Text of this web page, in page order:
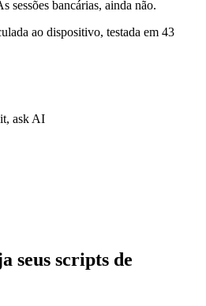
sessões bancárias, ainda não.
ao dispositivo, testada em 43
ask AI
seus scripts de